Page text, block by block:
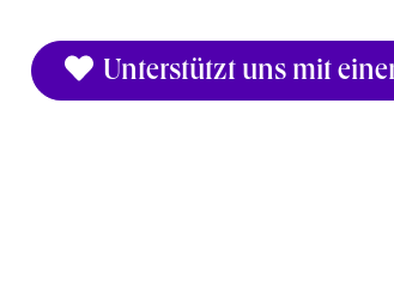
Unterstützt uns mit